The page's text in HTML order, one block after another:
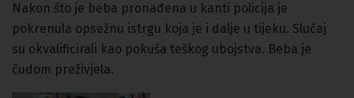
Nakon što je beba pronađena u kanti policija je
pokrenula opsežnu istrgu koja je i dalje u tijeku. Slučaj
su okvalificirali kao pokuša teškog ubojstva. Beba je
čudom preživjela.